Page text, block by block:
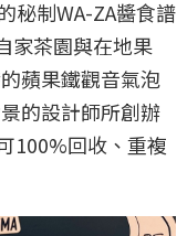
秘制WA-ZA醬食譜
家茶園與在地果
蘋果鐵觀音氣泡
的設計師所創辦
100%回收、重複